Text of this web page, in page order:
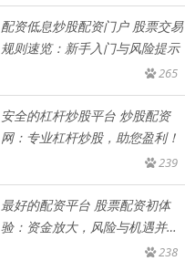
配资低息炒股配资门户 股票交易
规则速览：新手入门与风险提示
265
安全的杠杆炒股平台 炒股配资
网：专业杠杆炒股，助您盈利！
239
最好的配资平台 股票配资初体
验：资金放大，风险与机遇并存
238